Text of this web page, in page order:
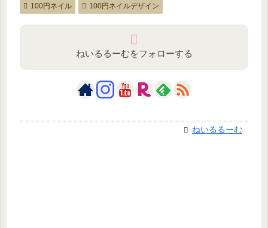
100円ネイル 100円ネイルデザイン
ねいるるーむをフォローする
ねいるるーむ